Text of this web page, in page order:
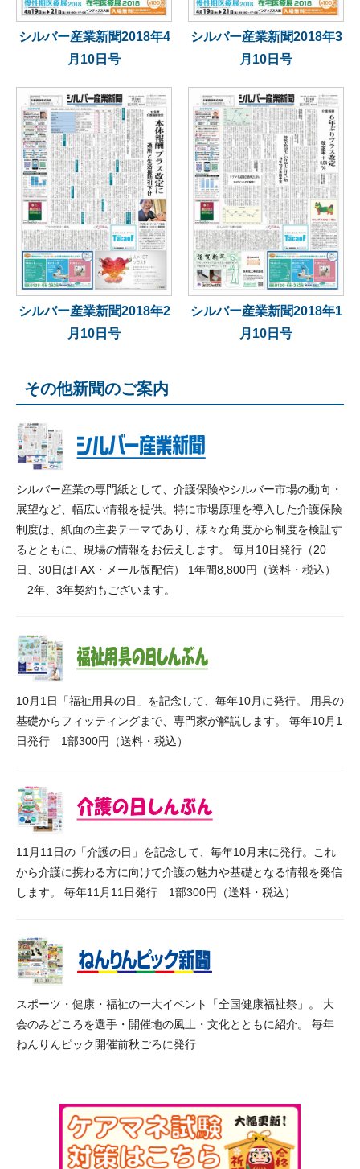
シルバー産業新聞2018年4
月10日号
シルバー産業新聞2018年3
月10日号
シルバー産業新聞2018年2
月10日号
シルバー産業新聞2018年1
月10日号
その他新聞のご案内
シルバー産業の専門紙として、介護保険やシルバー市場の動向・
展望など、幅広い情報を提供。特に市場原理を導入した介護保険
制度は、紙面の主要テーマであり、様々な角度から制度を検証す
るとともに、現場の情報をお伝えします。 毎月10日発行（20
日、30日はFAX・メール版配信） 1年間8,800円（送料・税込）
2年、3年契約もございます。
10月1日「福祉用具の日」を記念して、毎年10月に発行。 用具の
基礎からフィッティングまで、専門家が解説します。 毎年10月1
日発行 1部300円（送料・税込）
11月11日の「介護の日」を記念して、毎年10月末に発行。これ
から介護に携わる方に向けて介護の魅力や基礎となる情報を発信
します。 毎年11月11日発行 1部300円（送料・税込）
スポーツ・健康・福祉の一大イベント「全国健康福祉祭」。 大
会のみどころを選手・開催地の風土・文化とともに紹介。 毎年
ねんりんピック開催前秋ごろに発行